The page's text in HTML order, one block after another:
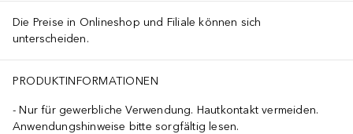
Die Preise in Onlineshop und Filiale können sich
unterscheiden.
PRODUKTINFORMATIONEN
Nur für gewerbliche Verwendung. Hautkontakt vermeiden.
Anwendungshinweise bitte sorgfältig lesen.